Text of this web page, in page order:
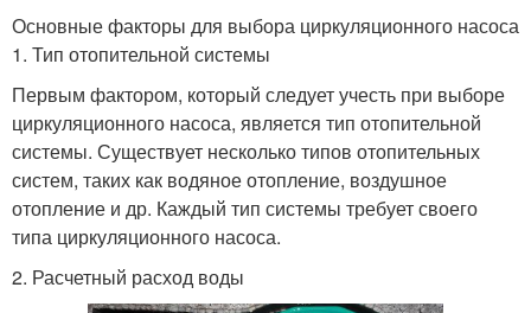
Основные факторы для выбора циркуляционного насоса
1. Тип отопительной системы
Первым фактором, который следует учесть при выборе
циркуляционного насоса, является тип отопительной
системы. Существует несколько типов отопительных
систем, таких как водяное отопление, воздушное
отопление и др. Каждый тип системы требует своего
типа циркуляционного насоса.
2. Расчетный расход воды